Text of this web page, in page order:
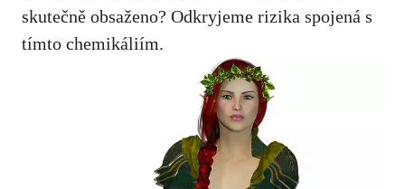
skutečně obsaženo? Odkryjeme rizika spojená s‌
tímto chemikáliím.